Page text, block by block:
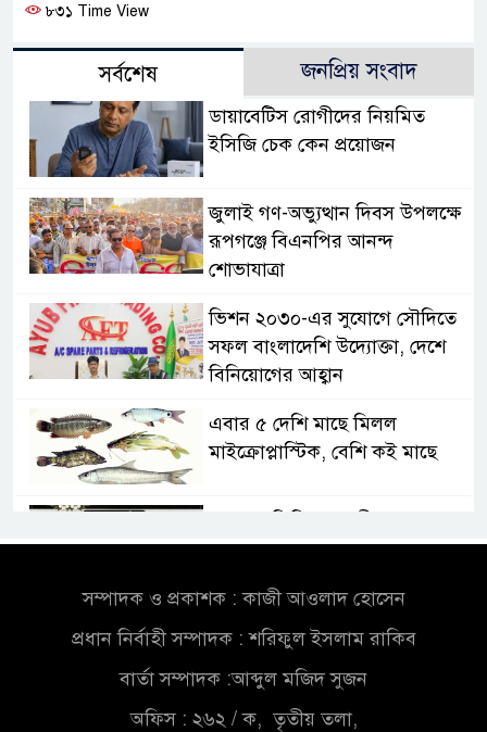
৮৩১ Time View
সর্বশেষ জনপ্রিয় সংবাদ
ডায়াবেটিস রোগীদের নিয়মিত
ইসিজি চেক কেন প্রয়োজন
জুলাই গণ-অভ্যুত্থান দিবস উপলক্ষে
রূপগঞ্জে বিএনপির আনন্দ
শোভাযাত্রা
ভিশন ২০৩০-এর সুযোগে সৌদিতে
সফল বাংলাদেশি উদ্যোক্তা, দেশে
বিনিয়োগের আহ্বান
এবার ৫ দেশি মাছে মিলল
মাইক্রোপ্লাস্টিক, বেশি কই মাছে
সোন্দড়া ডিহিদার বাড়ীর মোঃ আঃ
খালেকের ইন্তেকাল
অগ্রযাত্রায় নতুন অধ্যায়
বাংলাদেশে বর্তমানে স্থিতিশীল
সম্পাদক ও প্রকাশক : কাজী আওলাদ হোসেন
প্রধান নির্বাহী সম্পাদক : শরিফুল ইসলাম রাকিব
বার্তা সম্পাদক :আব্দুল মজিদ সুজন
অফিস : ২৬২ / ক, তৃতীয় তলা,